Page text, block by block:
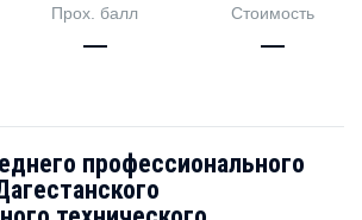
Прох. балл
—
Стоимость
—
профессионального